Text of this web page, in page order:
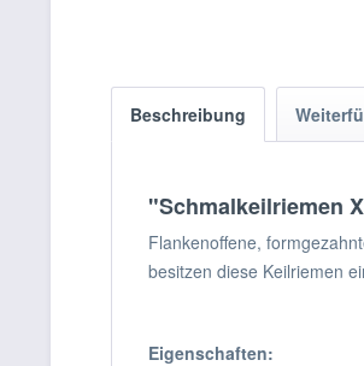
Beschreibung
"Schmalkeilriemen
Flankenoffene,
besitzen diese Keilriemen
Eigenschaften: